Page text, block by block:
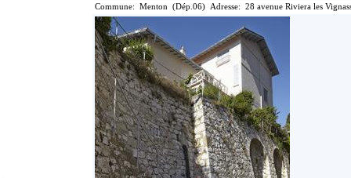
Commune: Menton (Dép.06) Adresse: 28 avenue Riviera les